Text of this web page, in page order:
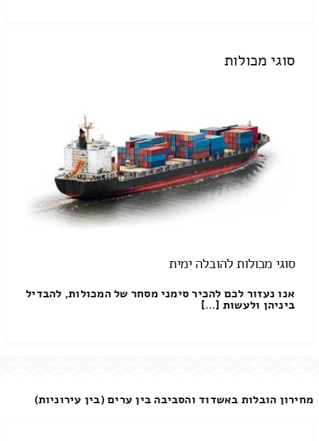
סוגי מכולות
סוגי מכולות להובלה ימית
אנו נעזור לכם להכיר סימני מסחר של המכולות, להבדיל
ביניהן ולעשות […]
מחירון הובלות באשדוד והסביבה בין ערים (בין עירוניות)